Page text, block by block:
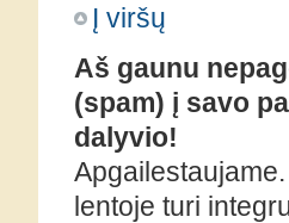
Į viršų
Aš gaunu
(spam) į savo
dalyvio!
lentoje turi